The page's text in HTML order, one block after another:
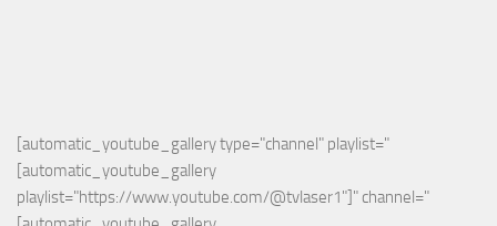
[automatic_youtube_gallery type="channel" playlist="
[automatic_youtube_gallery
playlist="https://www.youtube.com/@tvlaser1"]" channel="